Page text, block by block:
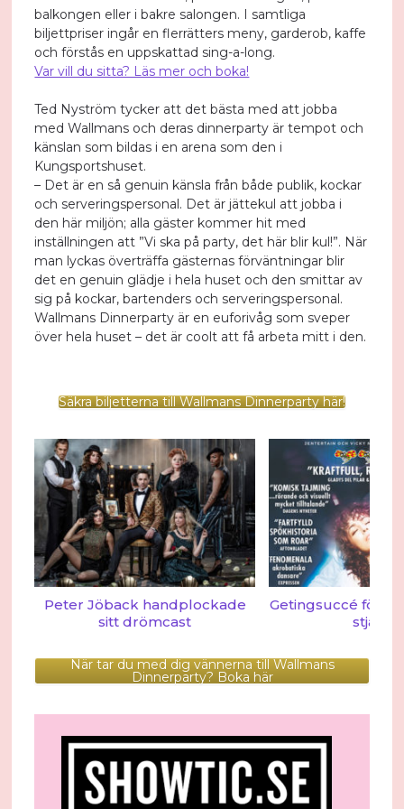
balkongen eller i bakre salongen. I samtliga
biljettpriser ingår en flerrätters meny, garderob, kaffe
och förstås en uppskattad sing-a-long.
Var vill du sitta? Läs mer och boka!
Ted Nyström tycker att det bästa med att jobba
med Wallmans och deras dinnerparty är tempot och
känslan som bildas i en arena som den i
Kungsportshuset.
– Det är en så genuin känsla från både publik, kockar
och serveringspersonal. Det är jättekul att jobba i
den här miljön; alla gäster kommer hit med
inställningen att ”Vi ska på party, det här blir kul!”. När
man lyckas överträffa gästernas förväntningar blir
det en genuin glädje i hela huset och den smittar av
sig på kockar, bartenders och serveringspersonal.
Wallmans Dinnerparty är en euforivåg som sveper
över hela huset – det är coolt att få arbeta mitt i den.
Säkra biljetterna till Wallmans Dinnerparty här!
Peter Jöback handplockade
sitt drömcast
Getingsuccé för
När tar du med dig vännerna till Wallmans
Dinnerparty? Boka här